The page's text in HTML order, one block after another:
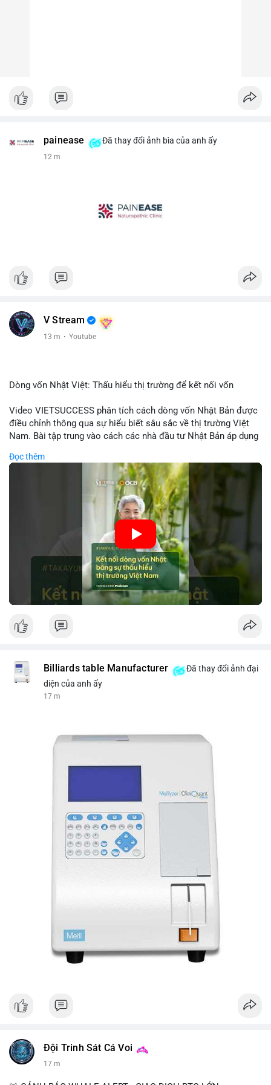
painease Đã thay đổi ảnh bìa của anh ấy
12 m
V Stream
13 m · Youtube
Dòng vốn Nhật Việt: Thấu hiểu thị trường để kết nối vốn
Video VIETSUCCESS phân tích cách dòng vốn Nhật Bản được
điều chỉnh thông qua sự hiểu biết sâu sắc về thị trường Việt
Nam. Bài tập trung vào cách các nhà đầu tư Nhật Bản áp dụng
đầu tư trực tiếp vào doanh nghiệp đến việc giao dịch tài chính.
Kết nối này không chỉ tạo cơ hội tăng trưởng cho Việt Nam mà
còn tạo ra động lực cho thị trường crypto địa phương khi các
nhà đầu tư đa quốc gia tìm kiếm cơ hội đa dạng. Các yếu tố
như chính sách tài chính Việt Nam, xu hướng đầu tư ESG, và
ổn định thị trường sẽ ảnh hưởng trực tiếp đến lưu lượng vốn
nhập khẩu từ Nhật Bản. Bài cũng nhấn mạnh vai trò của thông
tin thị trường chính xác trong việc giảm rủi ro khi kết nối các
thị trường khác nhau.
🎥 Xem video trực tiếp tại:
Đọc thêm
Billiards table Manufacturer
Đã thay đổi ảnh đại
diện của anh ấy
17 m
Đội Trinh Sát Cá Voi
17 m